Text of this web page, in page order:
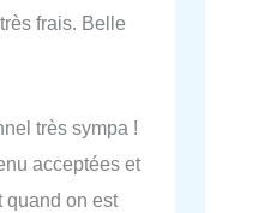
frais. Belle
très sympa !
acceptées et
quand on est